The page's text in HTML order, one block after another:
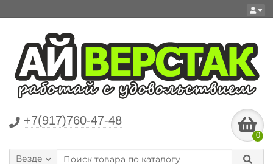
+7(917)760-47-48
0
Везде